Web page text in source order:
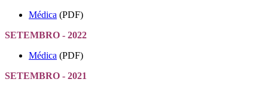
Médica (PDF)
SETEMBRO - 2022
Médica (PDF)
SETEMBRO - 2021